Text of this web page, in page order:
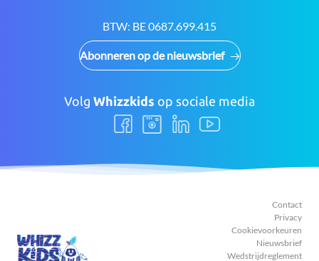
BTW: BE 0687.699.415
Abonneren op de nieuwsbrief
Volg Whizzkids op sociale media
Volg
ons
Volg
ons
Volg
ons
Volg
ons
Contact
Privacy
Cookievoorkeuren
Nieuwsbrief
Wedstrijdreglement